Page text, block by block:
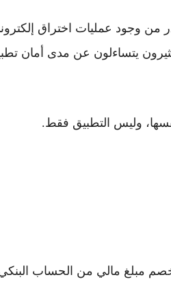
من وجود عمليات اختراق
كثيرون يتساءلون عن مدى أمان
وليس التطبيق فقط.
بخصم مبلغ مالي من الحساب